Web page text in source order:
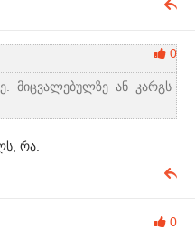
0
მიცვალებულზე ან კარგს
რა.
0